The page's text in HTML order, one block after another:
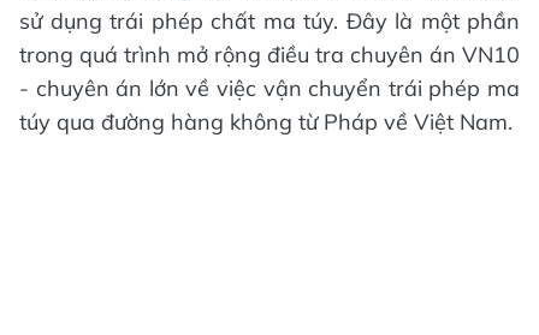
sử dụng trái phép chất ma túy. Đây là một phần
trong quá trình mở rộng điều tra chuyên án VN10
- chuyên án lớn về việc vận chuyển trái phép ma
túy qua đường hàng không từ Pháp về Việt Nam.